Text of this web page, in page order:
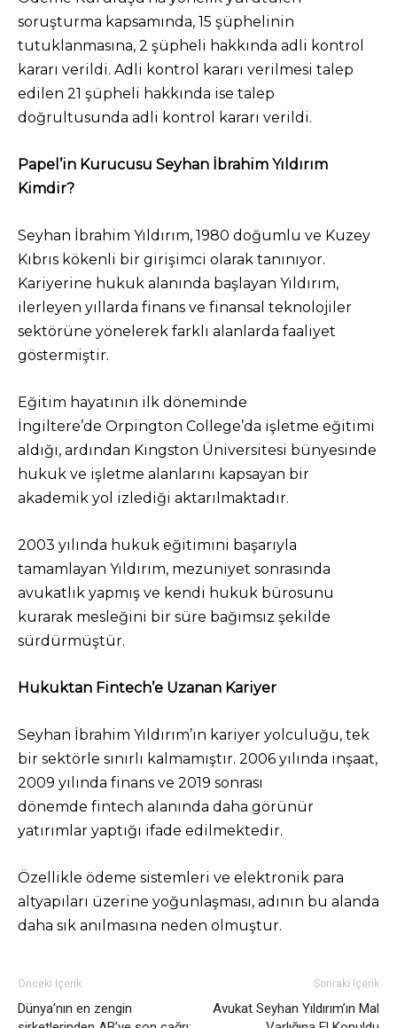
soruşturma kapsamında, 15 şüphelinin
tutuklanmasına, 2 şüpheli hakkında adli kontrol
kararı verildi. Adli kontrol kararı verilmesi talep
edilen 21 şüpheli hakkında ise talep
doğrultusunda adli kontrol kararı verildi.
Papel’in Kurucusu Seyhan İbrahim Yıldırım
Kimdir?
Seyhan İbrahim Yıldırım, 1980 doğumlu ve Kuzey
Kıbrıs kökenli bir girişimci olarak tanınıyor.
Kariyerine hukuk alanında başlayan Yıldırım,
ilerleyen yıllarda finans ve finansal teknolojiler
sektörüne yönelerek farklı alanlarda faaliyet
göstermiştir.
Eğitim hayatının ilk döneminde
İngiltere’de Orpington College’da işletme eğitimi
aldığı, ardından Kingston Üniversitesi bünyesinde
hukuk ve işletme alanlarını kapsayan bir
akademik yol izlediği aktarılmaktadır.
2003 yılında hukuk eğitimini başarıyla
tamamlayan Yıldırım, mezuniyet sonrasında
avukatlık yapmış ve kendi hukuk bürosunu
kurarak mesleğini bir süre bağımsız şekilde
sürdürmüştür.
Hukuktan Fintech’e Uzanan Kariyer
Seyhan İbrahim Yıldırım’ın kariyer yolculuğu, tek
bir sektörle sınırlı kalmamıştır. 2006 yılında inşaat,
2009 yılında finans ve 2019 sonrası
dönemde fintech alanında daha görünür
yatırımlar yaptığı ifade edilmektedir.
Özellikle ödeme sistemleri ve elektronik para
altyapıları üzerine yoğunlaşması, adının bu alanda
daha sık anılmasına neden olmuştur.
Önceki İçerik
Dünya’nın en zengin
Sonraki İçerik
Avukat Seyhan Yıldırım’ın Mal